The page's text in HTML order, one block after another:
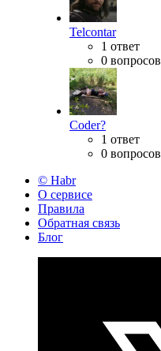
Telcontar
1 ответ
0 вопросов
Coder?
1 ответ
0 вопросов
© Habr
О сервисе
Правила
Обратная связь
Блог